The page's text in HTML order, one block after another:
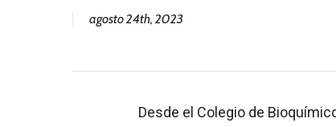
agosto 24th, 2023
Desde el Colegio de